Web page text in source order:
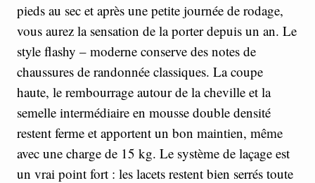
pieds au sec et après une petite journée de rodage,
vous aurez la sensation de la porter depuis un an. Le
style flashy – moderne conserve des notes de
chaussures de randonnée classiques. La coupe
haute, le rembourrage autour de la cheville et la
semelle intermédiaire en mousse double densité
restent ferme et apportent un bon maintien, même
avec une charge de 15 kg. Le système de laçage est
un vrai point fort : les lacets restent bien serrés toute